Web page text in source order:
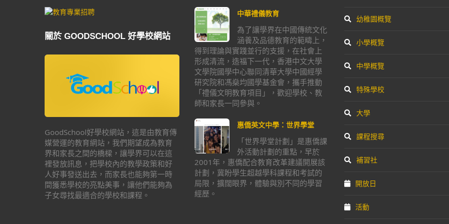
關於 GOODSCHOOL 好學校網站
GoodSchool好學校網站，這是由教育傳
媒營運的教育網站，我們期望成為教育
界和家長之間的橋樑，讓學界可以在這
裡發放訊息，把學校內的教學政策和好
人好事發送出去，而家長也能夠第一時
間獲悉學校的亮點美事，讓他們能夠為
子女尋找最適合的學校和課程。
中華禮儀教育
為了讓學界在中國傳統文化
涵養及品德教育的範疇上，
得到理論與實踐並行的支援，在社會上
形成清流，造福下一代，香港中文大學
文學院國學中心聯同清華大學中國經學
研究院和馮燊均國學基金會，攜手推動
「禮儀文明教育項目」，歡迎學校、教
師和家長一同參與。
惠僑英文中學：世界學堂
「世界學堂計劃」是惠僑課
外活動計劃的重點，早於
2001年，惠僑配合教育改革建議開展該
計劃，冀盼學生超越學科課程和考試的
局限，擴闊眼界，體驗與別不同的學習
經歷。
幼稚園概覽
小學概覽
中學概覽
特殊學校
大學
課程搜尋
補習社
開放日
活動